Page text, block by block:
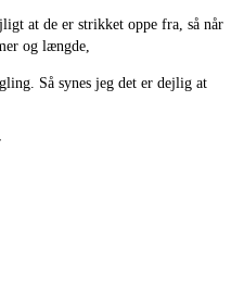
at de er strikket oppe fra, så når
og længde,
Så synes jeg det er dejlig at